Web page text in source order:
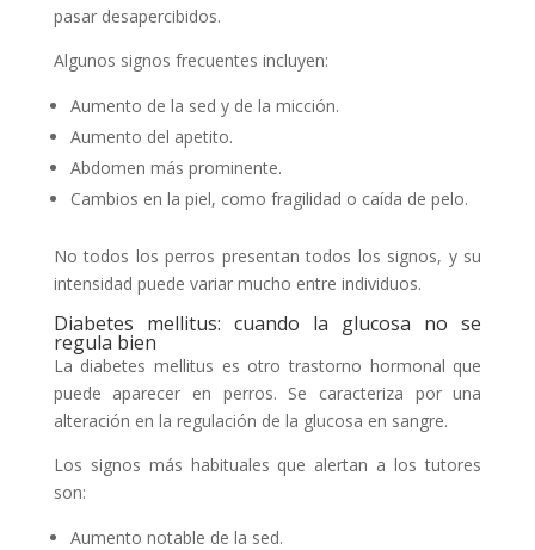
pasar desapercibidos.
Algunos signos frecuentes incluyen:
Aumento de la sed y de la micción.
Aumento del apetito.
Abdomen más prominente.
Cambios en la piel, como fragilidad o caída de pelo.
No todos los perros presentan todos los signos, y su
intensidad puede variar mucho entre individuos.
Diabetes mellitus: cuando la glucosa no se
regula bien
La diabetes mellitus es otro trastorno hormonal que
puede aparecer en perros. Se caracteriza por una
alteración en la regulación de la glucosa en sangre.
Los signos más habituales que alertan a los tutores
son:
Aumento notable de la sed.